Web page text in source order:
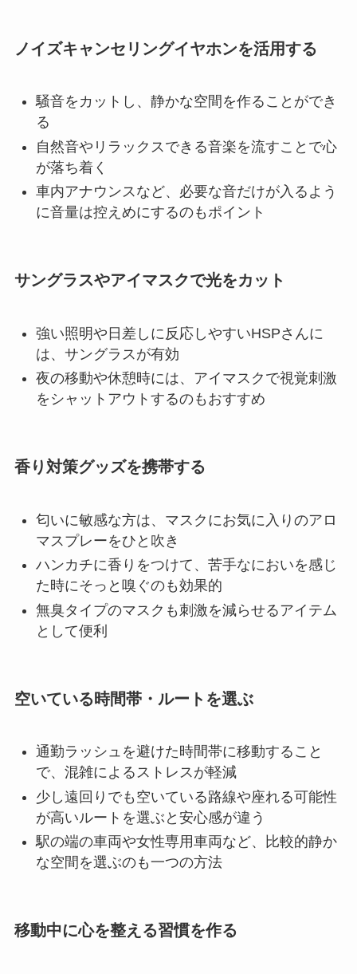
ノイズキャンセリングイヤホンを活用する
騒音をカットし、静かな空間を作ることができ
る
自然音やリラックスできる音楽を流すことで心
が落ち着く
車内アナウンスなど、必要な音だけが入るよう
に音量は控えめにするのもポイント
サングラスやアイマスクで光をカット
強い照明や日差しに反応しやすいHSPさんに
は、サングラスが有効
夜の移動や休憩時には、アイマスクで視覚刺激
をシャットアウトするのもおすすめ
香り対策グッズを携帯する
匂いに敏感な方は、マスクにお気に入りのアロ
マスプレーをひと吹き
ハンカチに香りをつけて、苦手なにおいを感じ
た時にそっと嗅ぐのも効果的
無臭タイプのマスクも刺激を減らせるアイテム
として便利
空いている時間帯・ルートを選ぶ
通勤ラッシュを避けた時間帯に移動すること
で、混雑によるストレスが軽減
少し遠回りでも空いている路線や座れる可能性
が高いルートを選ぶと安心感が違う
駅の端の車両や女性専用車両など、比較的静か
な空間を選ぶのも一つの方法
移動中に心を整える習慣を作る